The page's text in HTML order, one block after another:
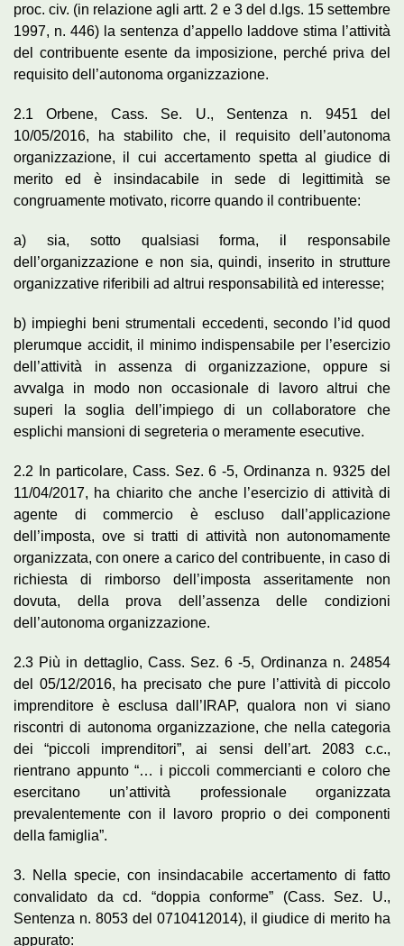
proc. civ. (in relazione agli artt. 2 e 3 del d.lgs. 15 settembre
1997, n. 446) la sentenza d’appello laddove stima l’attività
del contribuente esente da imposizione, perché priva del
requisito dell’autonoma organizzazione.
2.1 Orbene, Cass. Se. U., Sentenza n. 9451 del
10/05/2016, ha stabilito che, il requisito dell’autonoma
organizzazione, il cui accertamento spetta al giudice di
merito ed è insindacabile in sede di legittimità se
congruamente motivato, ricorre quando il contribuente:
a) sia, sotto qualsiasi forma, il responsabile
dell’organizzazione e non sia, quindi, inserito in strutture
organizzative riferibili ad altrui responsabilità ed interesse;
b) impieghi beni strumentali eccedenti, secondo l’id quod
plerumque accidit, il minimo indispensabile per l’esercizio
dell’attività in assenza di organizzazione, oppure si
avvalga in modo non occasionale di lavoro altrui che
superi la soglia dell’impiego di un collaboratore che
esplichi mansioni di segreteria o meramente esecutive.
2.2 In particolare, Cass. Sez. 6 -5, Ordinanza n. 9325 del
11/04/2017, ha chiarito che anche l’esercizio di attività di
agente di commercio è escluso dall’applicazione
dell’imposta, ove si tratti di attività non autonomamente
organizzata, con onere a carico del contribuente, in caso di
richiesta di rimborso dell’imposta asseritamente non
dovuta, della prova dell’assenza delle condizioni
dell’autonoma organizzazione.
2.3 Più in dettaglio, Cass. Sez. 6 -5, Ordinanza n. 24854
del 05/12/2016, ha precisato che pure l’attività di piccolo
imprenditore è esclusa dall’IRAP, qualora non vi siano
riscontri di autonoma organizzazione, che nella categoria
dei “piccoli imprenditori”, ai sensi dell’art. 2083 c.c.,
rientrano appunto “… i piccoli commercianti e coloro che
esercitano un’attività professionale organizzata
prevalentemente con il lavoro proprio o dei componenti
della famiglia”.
3. Nella specie, con insindacabile accertamento di fatto
convalidato da cd. “doppia conforme” (Cass. Sez. U.,
Sentenza n. 8053 del 0710412014), il giudice di merito ha
appurato: